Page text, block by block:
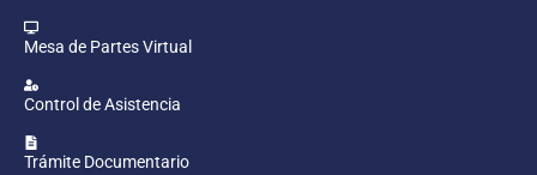
Mesa de Partes Virtual
Control de Asistencia
Trámite Documentario